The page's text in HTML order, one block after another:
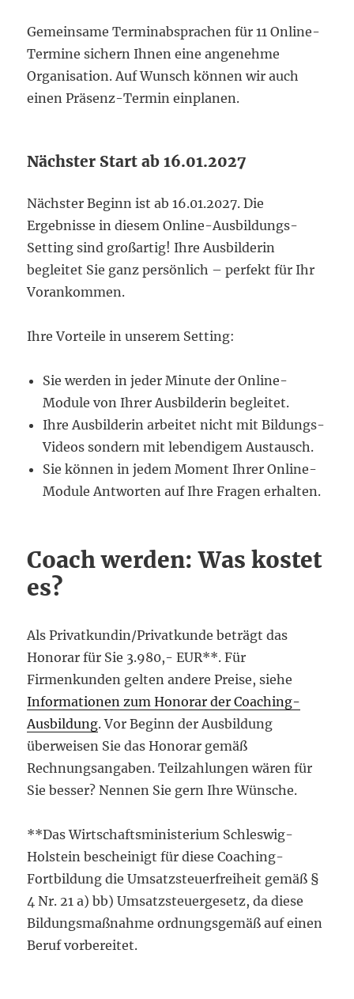
Gemeinsame Terminabsprachen für 11 Online-
Termine sichern Ihnen eine angenehme
Organisation. Auf Wunsch können wir auch
einen Präsenz-Termin einplanen.
Nächster Start ab 16.01.2027
Nächster Beginn ist ab 16.01.2027. Die
Ergebnisse in diesem Online-Ausbildungs-
Setting sind großartig! Ihre Ausbilderin
begleitet Sie ganz persönlich – perfekt für Ihr
Vorankommen.
Ihre Vorteile in unserem Setting:
Sie werden in jeder Minute der Online-
Module von Ihrer Ausbilderin begleitet.
Ihre Ausbilderin arbeitet nicht mit Bildungs-
Videos sondern mit lebendigem Austausch.
Sie können in jedem Moment Ihrer Online-
Module Antworten auf Ihre Fragen erhalten.
Coach werden: Was kostet
es?
Als Privatkundin/Privatkunde beträgt das
Honorar für Sie 3.980,- EUR**. Für
Firmenkunden gelten andere Preise, siehe
Informationen zum Honorar der Coaching-
Ausbildung. Vor Beginn der Ausbildung
überweisen Sie das Honorar gemäß
Rechnungsangaben. Teilzahlungen wären für
Sie besser? Nennen Sie gern Ihre Wünsche.
**Das Wirtschaftsministerium Schleswig-
Holstein bescheinigt für diese Coaching-
Fortbildung die Umsatzsteuerfreiheit gemäß §
4 Nr. 21 a) bb) Umsatzsteuergesetz, da diese
Bildungsmaßnahme ordnungsgemäß auf einen
Beruf vorbereitet.